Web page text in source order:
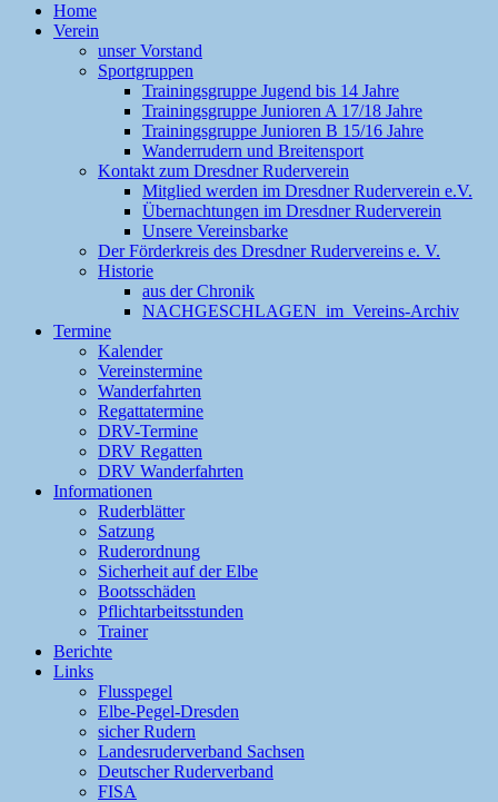
Home
Verein
unser Vorstand
Sportgruppen
Trainingsgruppe Jugend bis 14 Jahre
Trainingsgruppe Junioren A 17/18 Jahre
Trainingsgruppe Junioren B 15/16 Jahre
Wanderrudern und Breitensport
Kontakt zum Dresdner Ruderverein
Mitglied werden im Dresdner Ruderverein e.V.
Übernachtungen im Dresdner Ruderverein
Unsere Vereinsbarke
Der Förderkreis des Dresdner Rudervereins e. V.
Historie
aus der Chronik
NACHGESCHLAGEN im Vereins-Archiv
Termine
Kalender
Vereinstermine
Wanderfahrten
Regattatermine
DRV-Termine
DRV Regatten
DRV Wanderfahrten
Informationen
Ruderblätter
Satzung
Ruderordnung
Sicherheit auf der Elbe
Bootsschäden
Pflichtarbeitsstunden
Trainer
Berichte
Links
Flusspegel
Elbe-Pegel-Dresden
sicher Rudern
Landesruderverband Sachsen
Deutscher Ruderverband
FISA